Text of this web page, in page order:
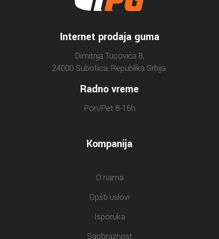
Internet prodaja guma
Dimitrija Tucovića 8,
24000 Subotica, Republika Srbija.
Radno vreme
Pon/Pet 8-16h
Kompanija
O nama
Opšti uslovi
Isporuka
Saobraznost